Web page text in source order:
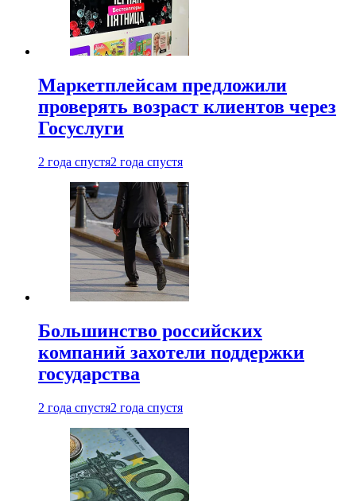
Маркетплейсам предложили
проверять возраст клиентов через
Госуслуги
2 года спустя2 года спустя
Большинство российских
компаний захотели поддержки
государства
2 года спустя2 года спустя